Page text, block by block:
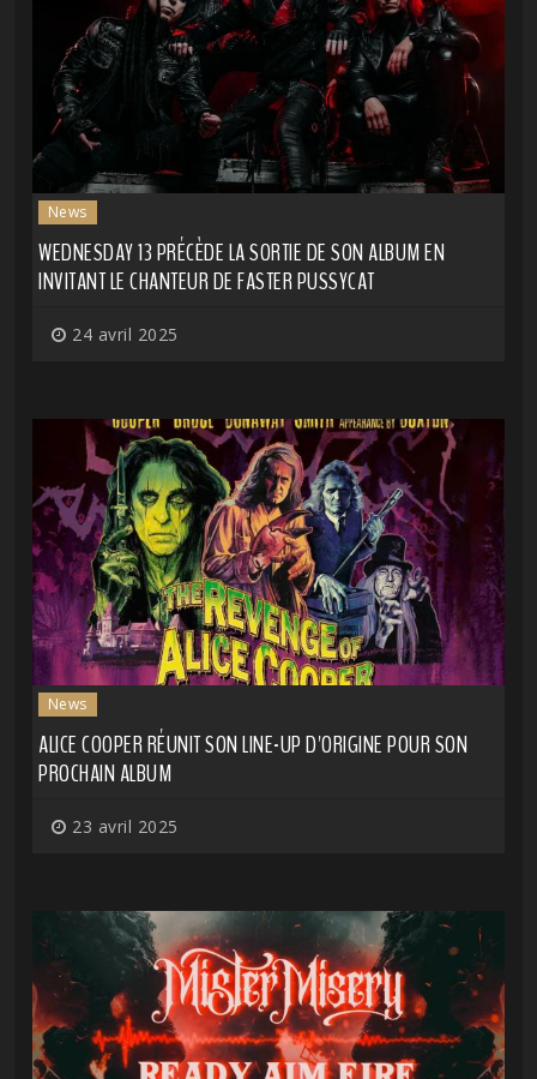
News
WEDNESDAY 13 PRÉCÈDE LA SORTIE DE SON ALBUM EN
INVITANT LE CHANTEUR DE FASTER PUSSYCAT
24 avril 2025
News
ALICE COOPER RÉUNIT SON LINE-UP D'ORIGINE POUR SON
PROCHAIN ALBUM
23 avril 2025